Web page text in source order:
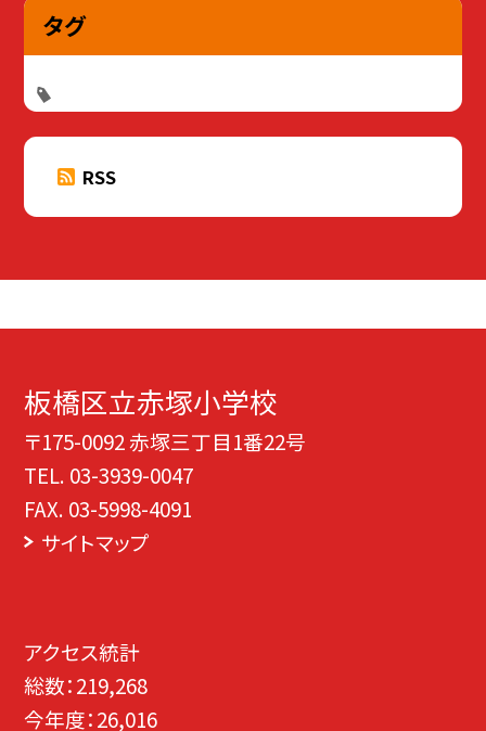
タグ
RSS
板橋区立赤塚小学校
〒175-0092 赤塚三丁目1番22号
TEL. 03-3939-0047
FAX. 03-5998-4091
サイトマップ
アクセス統計
総数：219,268
今年度：26,016